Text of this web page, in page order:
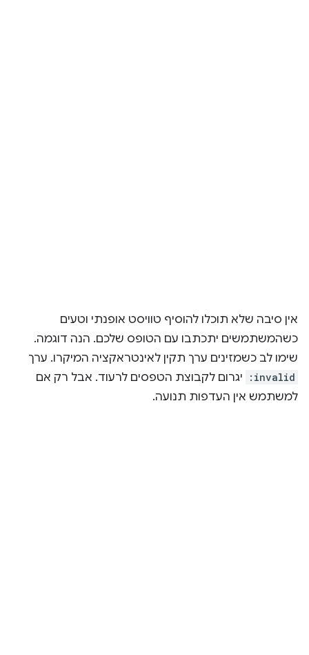
אין סיבה שלא תוכלו להוסיף טוויסט אופנתי וטעים
כשהמשתמשים יתכתבו עם הטופס שלכם. הנה דוגמה.
שימו לב כשמזינים ערך תקין לאינטראקציה המיקרו. ערך
:invalid
יגרום לקבוצת הטפסים לרעוד. אבל רק אם
למשתמש אין העדפות תנועה.